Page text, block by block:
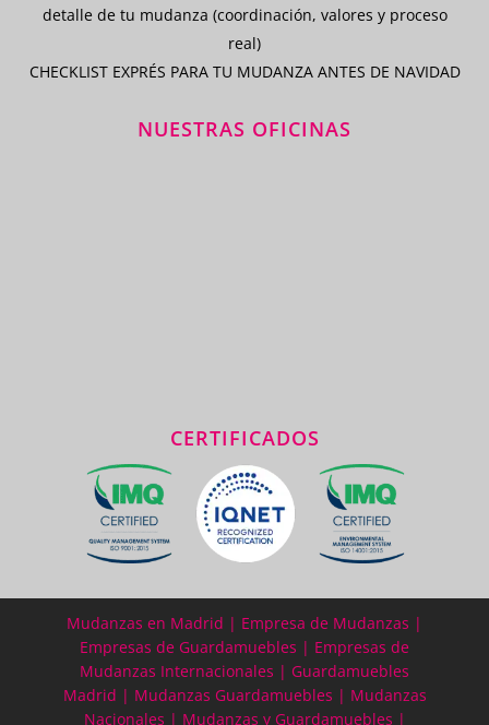
detalle de tu mudanza (coordinación, valores y proceso
real)
CHECKLIST EXPRÉS PARA TU MUDANZA ANTES DE NAVIDAD
NUESTRAS OFICINAS
CERTIFICADOS
Mudanzas en Madrid | Empresa de Mudanzas |
Empresas de Guardamuebles | Empresas de
Mudanzas Internacionales | Guardamuebles
Madrid | Mudanzas Guardamuebles | Mudanzas
Nacionales | Mudanzas y Guardamuebles |